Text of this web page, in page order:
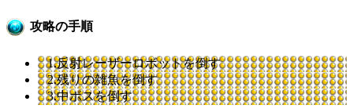
攻略の手順
1.反射レーザーロボットを倒す
2.残りの雑魚を倒す
3.中ボスを倒す